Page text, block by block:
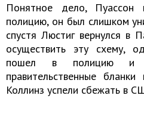
Понятное дело,
полицию, он был слишком
спустя Люстиг вернулся в
осуществить эту схему,
пошел в полицию и
правительственные
Коллинз успели сбежать в